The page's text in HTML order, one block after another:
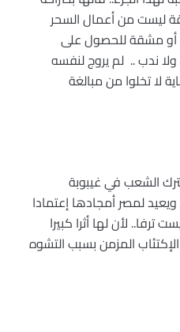
ليست من أعمال السحر
أو مشقة للحصول على
ولا ندب .. لم يروج لنفسه
لا تخلوا من مبالغة
الشعب في غيبوبة
لمصر أمجادها إعتمادا
لأن لها أثرا كبيرا
المزمن بسبب التشوه